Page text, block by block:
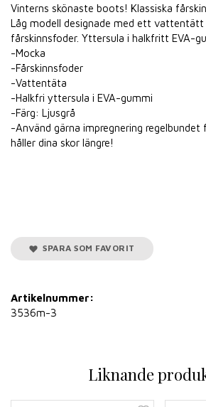
Vinterns skönaste boots! Klassiska
Låg modell designade med ett
fårskinnsfoder. Yttersula i halkfritt EVA-
-Mocka
-Fårskinnsfoder
-Vattentäta
-Halkfri yttersula i EVA-gummi
-Färg: Ljusgrå
-Använd gärna impregnering
håller dina skor längre!
SPARA SOM FAVORIT
Artikelnummer:
3536m-3
Liknande